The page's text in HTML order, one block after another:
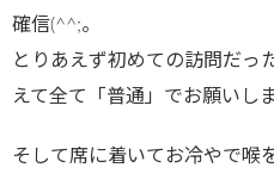
確信(^^;。
とりあえず初めての訪問だっ
えて全て「普通」でお願いし
そして席に着いてお冷やで喉